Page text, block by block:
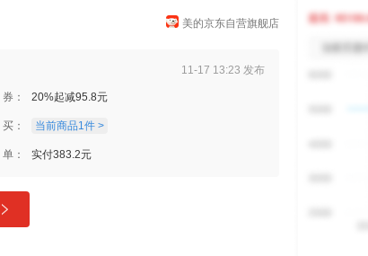
美的京东自营旗舰店
11-17 13:23 发布
： 20%起减95.8元
： 当前商品1件 >
： 实付383.2元